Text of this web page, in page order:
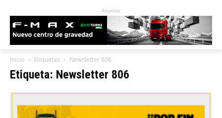
Anuncio
Inicio Etiquetas Newsletter 806
Etiqueta: Newsletter 806